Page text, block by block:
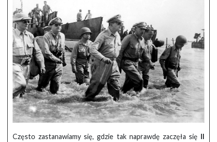
Często zastanawiamy się, gdzie tak naprawdę zaczęła się II